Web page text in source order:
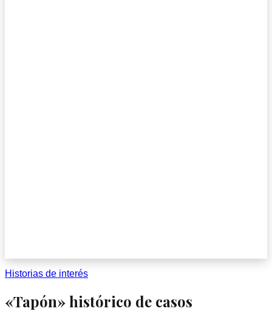
Historias de interés
«Tapón» histórico de casos